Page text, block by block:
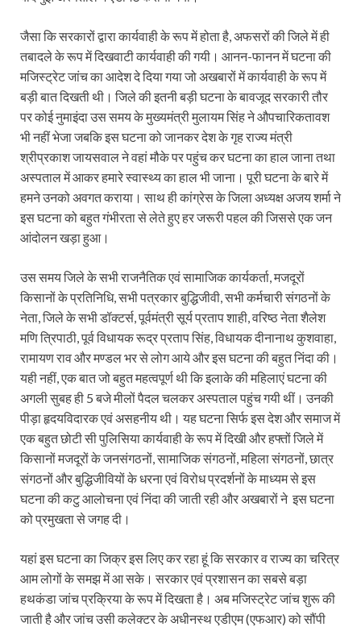
जैसा कि सरकारों द्वारा कार्यवाही के रूप में होता है, अफसरों की जिले में ही
तबादले के रूप में दिखवाटी कार्यवाही की गयी। आनन-फानन में घटना की
मजिस्ट्रेट जांच का आदेश दे दिया गया जो अखबारों में कार्यवाही के रूप में
बड़ी बात दिखती थी। जिले की इतनी बड़ी घटना के बावजूद सरकारी तौर
पर कोई नुमाइंदा उस समय के मुख्यमंत्री मुलायम सिंह ने औपचारिकतावश
भी नहीं भेजा जबकि इस घटना को जानकर देश के गृह राज्य मंत्री
श्रीप्रकाश जायसवाल ने वहां मौके पर पहुंच कर घटना का हाल जाना तथा
अस्पताल में आकर हमारे स्वास्थ्य का हाल भी जाना। पूरी घटना के बारे में
हमने उनको अवगत कराया। साथ ही कांग्रेस के जिला अध्यक्ष अजय शर्मा ने
इस घटना को बहुत गंभीरता से लेते हुए हर जरूरी पहल की जिससे एक जन
आंदोलन खड़ा हुआ।
उस समय जिले के सभी राजनैतिक एवं सामाजिक कार्यकर्ता, मजदूरों
किसानों के प्रतिनिधि, सभी पत्रकार बुद्धिजीवी, सभी कर्मचारी संगठनों के
नेता, जिले के सभी डॉक्टर्स, पूर्वमंत्री सूर्य प्रताप शाही, वरिष्ठ नेता शैलेश
मणि त्रिपाठी, पूर्व विधायक रूद्र प्रताप सिंह, विधायक दीनानाथ कुशवाहा,
रामायण राव और मण्डल भर से लोग आये और इस घटना की बहुत निंदा की।
यही नहीं, एक बात जो बहुत महत्वपूर्ण थी कि इलाके की महिलाएं घटना की
अगली सुबह ही 5 बजे मीलों पैदल चलकर अस्पताल पहुंच गयी थीं। उनकी
पीड़ा हृदयविदारक एवं असहनीय थी। यह घटना सिर्फ इस देश और समाज में
एक बहुत छोटी सी पुलिसिया कार्यवाही के रूप में दिखी और हफ्तों जिले में
किसानों मजदूरों के जनसंगठनों, सामाजिक संगठनों, महिला संगठनों, छात्र
संगठनों और बुद्धिजीवियों के धरना एवं विरोध प्रदर्शनों के माध्यम से इस
घटना की कटु आलोचना एवं निंदा की जाती रही और अखबारों ने इस घटना
को प्रमुखता से जगह दी।
यहां इस घटना का जिक्र इस लिए कर रहा हूं कि सरकार व राज्य का चरित्र
आम लोगों के समझ में आ सके। सरकार एवं प्रशासन का सबसे बड़ा
हथकंडा जांच प्रक्रिया के रूप में दिखता है। अब मजिस्ट्रेट जांच शुरू की
जाती है और जांच उसी कलेक्टर के अधीनस्थ एडीएम (एफआर) को सौंपी